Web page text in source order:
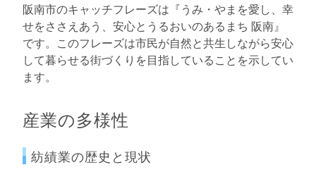
阪南市のキャッチフレーズは『うみ・やまを愛し、幸
せをささえあう、安心とうるおいのあるまち 阪南』
です。このフレーズは市民が自然と共生しながら安心
して暮らせる街づくりを目指していることを示してい
ます。
産業の多様性
紡績業の歴史と現状